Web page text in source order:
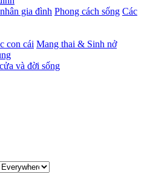
gia đình Phong cách sống Các
con cái Mang thai & Sinh nở
và đời sống